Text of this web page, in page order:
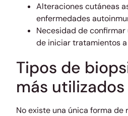
Alteraciones cutáneas
enfermedades
Necesidad de
de iniciar tratamientos a
Tipos de
más utilizados
No existe una única forma de